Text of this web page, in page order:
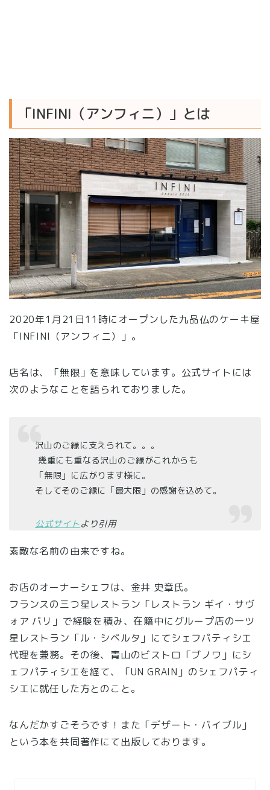
「INFINI（アンフィニ）」とは
2020年1月21日11時にオープンした九品仏のケーキ屋
「INFINI（アンフィニ）」。
店名は、「無限」を意味しています。公式サイトには
次のようなことを語られておりました。
沢山のご縁に支えられて。。。
幾重にも重なる沢山のご縁がこれからも
「無限」に広がります様に。
そしてそのご縁に「最大限」の感謝を込めて。
公式サイトより引用
素敵な名前の由来ですね。
お店のオーナーシェフは、金井 史章氏。
フランスの三つ星レストラン「レストラン ギイ・サヴ
ォア パリ」で経験を積み、在籍中にグループ店の一ツ
星レストラン「ル・シベルタ」にてシェフパティシエ
代理を兼務。その後、青山のビストロ「ブノワ」にシ
ェフパティシエを経て、「UN GRAIN」のシェフパティ
シエに就任した方とのこと。
なんだかすごそうです！また「デザート・バイブル」
という本を共同著作にて出版しております。